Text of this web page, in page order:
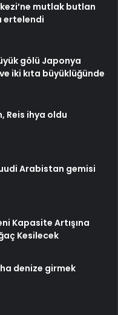
mutlak butlan
ertelendi
gölü Japonya
iki kıta büyüklüğünde
Reis ihya oldu
Arabistan gemisi
Kapasite Artışına
Kesilecek
denize girmek